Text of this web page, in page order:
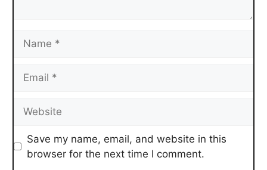
Save my name, email, and website in this
browser for the next time I comment.